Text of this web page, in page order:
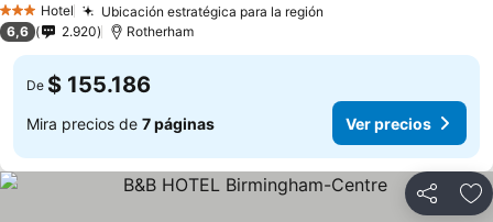
3 Estrellas
Hotel Ubicación estratégica para la región
6,6 2.920 Rotherham
De $ 155.186
Mira precios de 7 páginas Ver precios
Compartir